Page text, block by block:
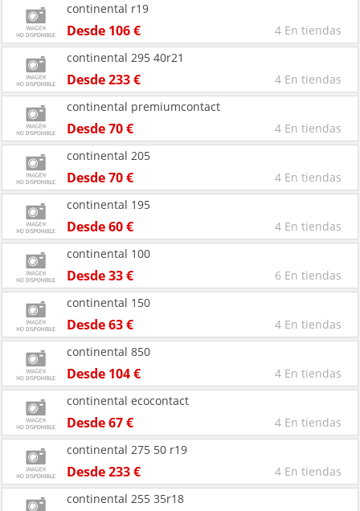
Desde 106 € 4 En tiendas
continental r19
Desde 233 € 4 En tiendas
continental 295 40r21
Desde 70 € 4 En tiendas
continental premiumcontact
Desde 70 € 4 En tiendas
continental 205
Desde 60 € 4 En tiendas
continental 195
Desde 33 € 6 En tiendas
continental 100
Desde 63 € 4 En tiendas
continental 150
Desde 104 € 4 En tiendas
continental 850
Desde 67 € 4 En tiendas
continental ecocontact
Desde 233 € 4 En tiendas
continental 275 50 r19
continental 255 35r18